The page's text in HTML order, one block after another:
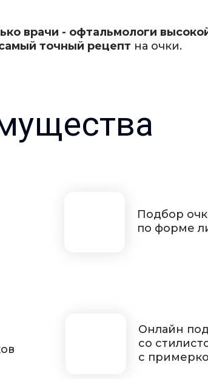
врачи - офтальмологи
точный рецепт на очки.
Подбор
по форме
Онлайн
со
с